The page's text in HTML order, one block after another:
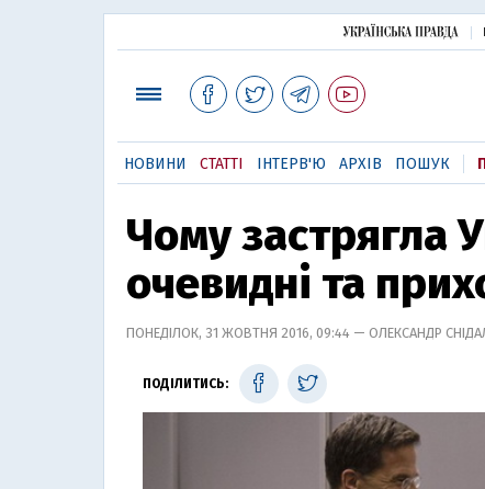
НОВИНИ СТАТТІ ІНТЕРВ'Ю АРХІВ ПОШУК
Чому застрягла
очевидні та
ПОНЕДІЛОК, 31 ЖОВТНЯ 2016, 09:44 — ОЛЕКСАНДР
ПОДІЛИТИСЬ: